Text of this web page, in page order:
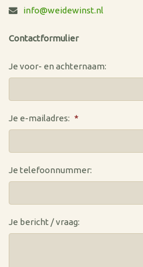
info@weidewinst.nl
Contactformulier
Je voor- en achternaam:
Je e-mailadres: *
Je telefoonnummer:
Je bericht / vraag: